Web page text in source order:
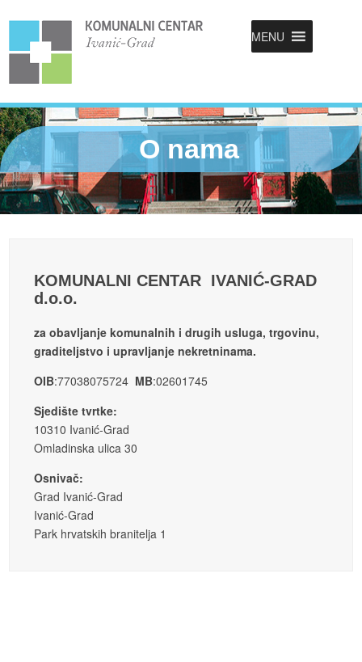
MENU
O nama
KOMUNALNI CENTAR IVANIĆ-GRAD
d.o.o.
za obavljanje komunalnih i drugih usluga, trgovinu,
graditeljstvo i upravljanje nekretninama.
OIB:77038075724 MB:02601745
Sjedište tvrtke:
10310 Ivanić-Grad
Omladinska ulica 30
Osnivač:
Grad Ivanić-Grad
Ivanić-Grad
Park hrvatskih branitelja 1